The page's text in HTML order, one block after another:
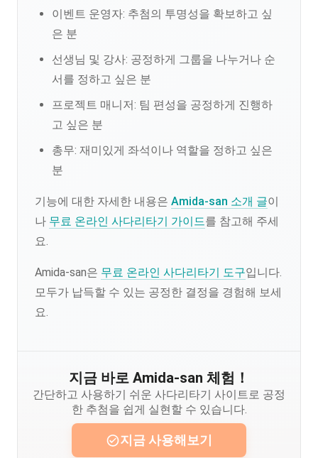
이벤트 운영자: 추첨의 투명성을 확보하고 싶
은 분
선생님 및 강사: 공정하게 그룹을 나누거나 순
서를 정하고 싶은 분
프로젝트 매니저: 팀 편성을 공정하게 진행하
고 싶은 분
총무: 재미있게 좌석이나 역할을 정하고 싶은
분
기능에 대한 자세한 내용은 Amida-san 소개 글이
나 무료 온라인 사다리타기 가이드를 참고해 주세
요.
Amida-san은 무료 온라인 사다리타기 도구입니다.
모두가 납득할 수 있는 공정한 결정을 경험해 보세
요.
지금 바로 Amida-san 체험！
간단하고 사용하기 쉬운 사다리타기 사이트로 공정
한 추첨을 쉽게 실현할 수 있습니다.
지금 사용해보기